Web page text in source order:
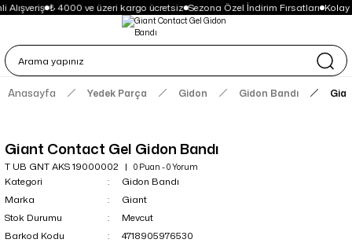
Alışveriş ₺ 4000 ve üzeri kargo ücretsiz Sezona Özel İndirim Fırsatları Kolay
Anasayfa Yedek Parça Gidon Gidon Bandı
Giant Contact Gel Gidon Bandı
T UB GNT AKS 19000002 0 Puan - 0 Yorum
Kategori
Gidon Bandı
Marka
Giant
Stok Durumu
Mevcut
Barkod Kodu
4718905976530